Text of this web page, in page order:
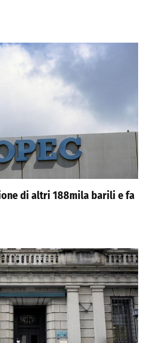
di altri 188mila barili e fa